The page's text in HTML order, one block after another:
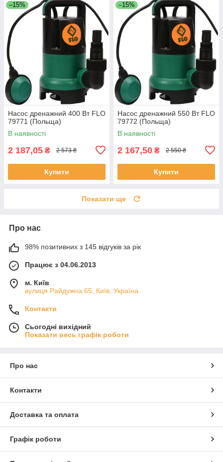
–15%
Насос дренажний 400 Вт FLO
79771 (Польща)
В наявності
2 187,05 ₴ 2 573 ₴
Купити
–15%
Насос дренажний 550 Вт FLO
79772 (Польща)
В наявності
2 167,50 ₴ 2 550 ₴
Купити
Показати ще
Про нас
98% позитивних з 145 відгуків за рік
Працює з 04.06.2013
м. Київ
вулиця Райдужна 65, Київ, Україна
Контакти
Сьогодні вихідний
Показати весь графік роботи
Про нас
Контакти
Доставка та оплата
Графік роботи